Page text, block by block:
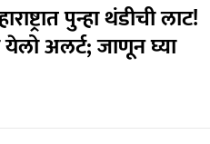
पुन्हा थंडीची लाट!
येलो अलर्ट; जाणून घ्या